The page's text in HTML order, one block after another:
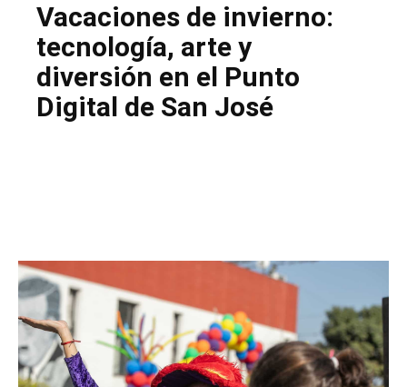
Vacaciones de invierno:
tecnología, arte y
diversión en el Punto
Digital de San José